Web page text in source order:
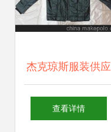
杰克琼斯服装供应
商与批发市场全攻
查看详情